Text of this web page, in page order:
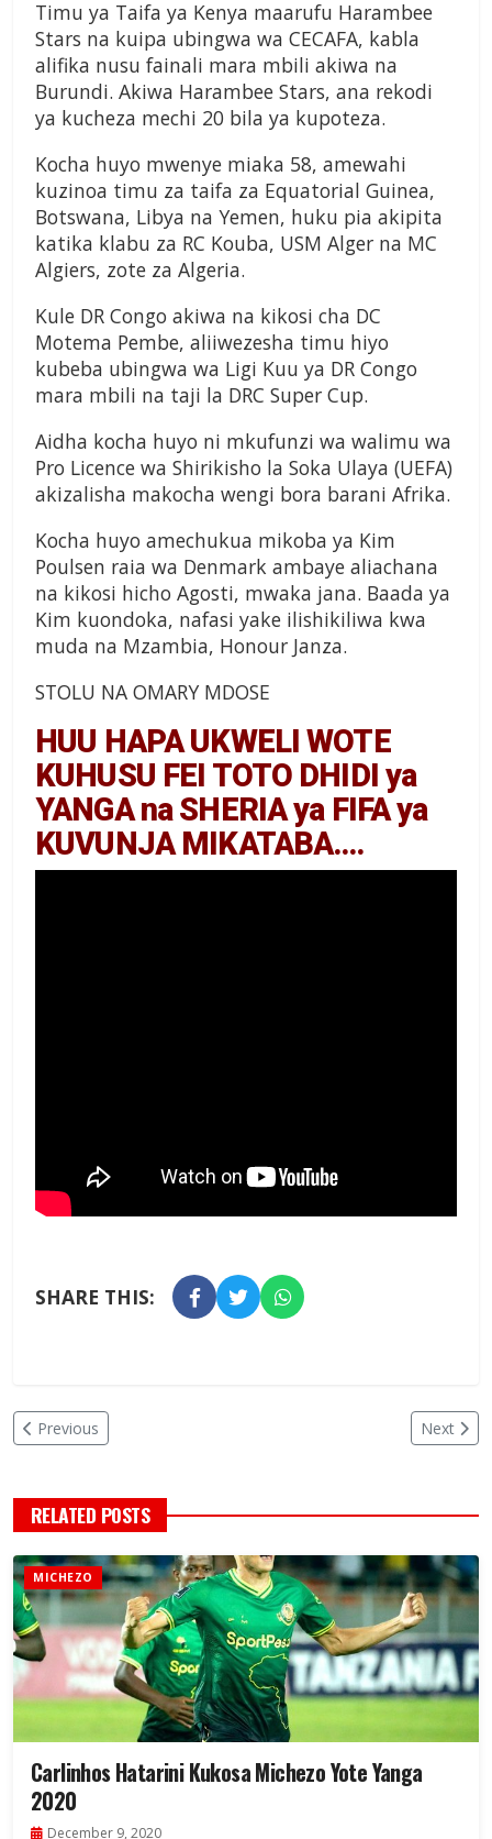
Timu ya Taifa ya Kenya maarufu Harambee
Stars na kuipa ubingwa wa CECAFA, kabla
alifika nusu fainali mara mbili akiwa na
Burundi. Akiwa Harambee Stars, ana rekodi
ya kucheza mechi 20 bila ya kupoteza.
Kocha huyo mwenye miaka 58, amewahi
kuzinoa timu za taifa za Equatorial Guinea,
Botswana, Libya na Yemen, huku pia akipita
katika klabu za RC Kouba, USM Alger na MC
Algiers, zote za Algeria.
Kule DR Congo akiwa na kikosi cha DC
Motema Pembe, aliiwezesha timu hiyo
kubeba ubingwa wa Ligi Kuu ya DR Congo
mara mbili na taji la DRC Super Cup.
Aidha kocha huyo ni mkufunzi wa walimu wa
Pro Licence wa Shirikisho la Soka Ulaya (UEFA)
akizalisha makocha wengi bora barani Afrika.
Kocha huyo amechukua mikoba ya Kim
Poulsen raia wa Denmark ambaye aliachana
na kikosi hicho Agosti, mwaka jana. Baada ya
Kim kuondoka, nafasi yake ilishikiliwa kwa
muda na Mzambia, Honour Janza.
STOLU NA OMARY MDOSE
HUU HAPA UKWELI WOTE
KUHUSU FEI TOTO DHIDI ya
YANGA na SHERIA ya FIFA ya
KUVUNJA MIKATABA….
SHARE THIS:
Previous Next
RELATED POSTS
MICHEZO
Carlinhos Hatarini Kukosa Michezo Yote Yanga
2020
December 9, 2020